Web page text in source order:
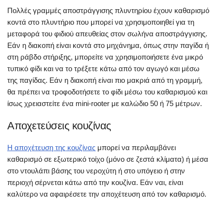
Πολλές γραμμές αποστράγγισης πλυντηρίου έχουν καθαρισμό
κοντά στο πλυντήριο που μπορεί να χρησιμοποιηθεί για τη
μεταφορά του φιδιού απευθείας στον σωλήνα αποστράγγισης.
Εάν η διακοπή είναι κοντά στο μηχάνημα, όπως στην παγίδα ή
στη ράβδο στήριξης, μπορείτε να χρησιμοποιήσετε ένα μικρό
τυπικό φίδι και να το τρέξετε κάτω από τον αγωγό και μέσω
της παγίδας. Εάν η διακοπή είναι πιο μακριά από τη γραμμή,
θα πρέπει να τροφοδοτήσετε το φίδι μέσω του καθαρισμού και
ίσως χρειαστείτε ένα mini-rooter με καλώδιο 50 ή 75 μέτρων.
Αποχετεύσεις κουζίνας
Η αποχέτευση της κουζίνας μπορεί να περιλαμβάνει
καθαρισμό σε εξωτερικό τοίχο (μόνο σε ζεστά κλίματα) ή μέσα
στο ντουλάπι βάσης του νεροχύτη ή στο υπόγειο ή στην
περιοχή σέρνεται κάτω από την κουζίνα. Εάν ναι, είναι
καλύτερο να αφαιρέσετε την αποχέτευση από τον καθαρισμό.